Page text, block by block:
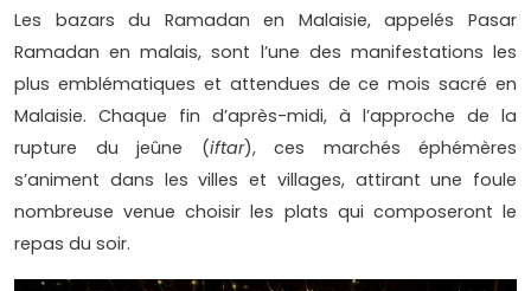
Les bazars du Ramadan en Malaisie, appelés Pasar
Ramadan en malais, sont l’une des manifestations les
plus emblématiques et attendues de ce mois sacré en
Malaisie. Chaque fin d’après-midi, à l’approche de la
rupture du jeûne (iftar), ces marchés éphémères
s’animent dans les villes et villages, attirant une foule
nombreuse venue choisir les plats qui composeront le
repas du soir.